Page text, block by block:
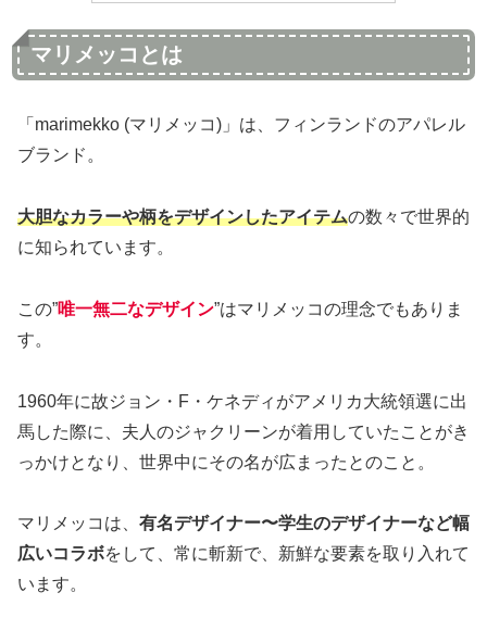
マリメッコとは
「marimekko (マリメッコ)」は、フィンランドのアパレル
ブランド。
大胆なカラーや柄をデザインしたアイテムの数々で世界的
に知られています。
この”唯一無二なデザイン”はマリメッコの理念でもありま
す。
1960年に故ジョン・F・ケネディがアメリカ大統領選に出
馬した際に、夫人のジャクリーンが着用していたことがき
っかけとなり、世界中にその名が広まったとのこと。
マリメッコは、 有名デザイナー〜学生のデザイナーなど幅
広いコラボをして、常に斬新で、新鮮な要素を取り入れて
います。